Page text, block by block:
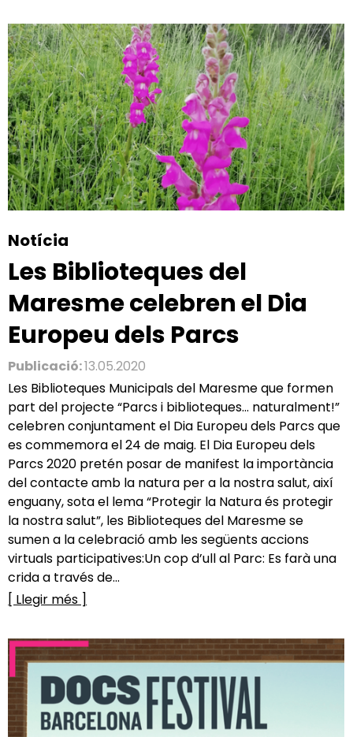
Notícia
Les Biblioteques del
Maresme celebren el Dia
Europeu dels Parcs
Publicació:13.05.2020
Les Biblioteques Municipals del Maresme que formen
part del projecte “Parcs i biblioteques... naturalment!”
celebren conjuntament el Dia Europeu dels Parcs que
es commemora el 24 de maig. El Dia Europeu dels
Parcs 2020 pretén posar de manifest la importància
del contacte amb la natura per a la nostra salut, així
enguany, sota el lema “Protegir la Natura és protegir
la nostra salut”, les Biblioteques del Maresme se
sumen a la celebració amb les següents accions
virtuals participatives:Un cop d’ull al Parc: Es farà una
crida a través de...
[ Llegir més ]